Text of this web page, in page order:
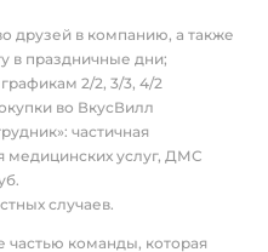
друзей в компанию, а также
в праздничные дни;
2/2, 3/3, 4/2
во ВкусВилл
частичная
медицинских услуг, ДМС
случаев.
частью команды, которая